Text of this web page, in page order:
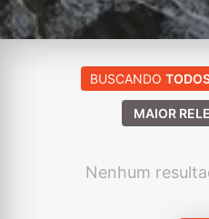
BUSCANDO
MAIOR
Nenhum